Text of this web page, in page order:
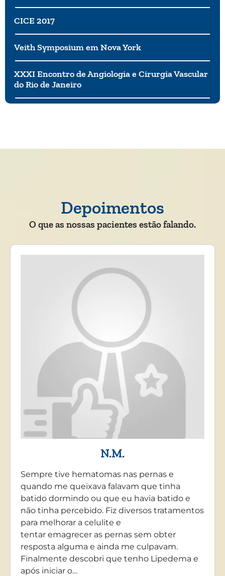
CICE 2017
Veith Symposium em Nova York
XXXI Encontro de Angiologia e Cirurgia Vascular
do Rio de Janeiro
Depoimentos
O que as nossas pacientes estão falando.
N.M.
Sempre tive hematomas nas pernas e
quando me queixava falavam que tinha
batido dormindo ou que eu havia batido e
não tinha percebido. Fiz diversos tratamentos
para melhorar a celulite e
tentar emagrecer as pernas sem obter
resposta alguma e ainda me culpavam.
Finalmente descobri que tenho Lipedema e
após iniciar o…